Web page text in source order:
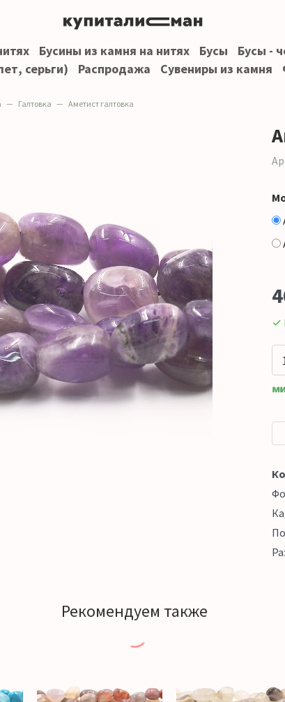
Бусины из камня на нитях Бусы Бусы -
серьги)
Распродажа Сувениры из камня
Галтовка Аметист галтовка
✓
Рекомендуем также